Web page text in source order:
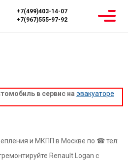
+7(499)403-14-07
+7(967)555-97-92
в сервис на эвакуаторе
и МКПП в Москве по ☎ тел:
Renault Logan с